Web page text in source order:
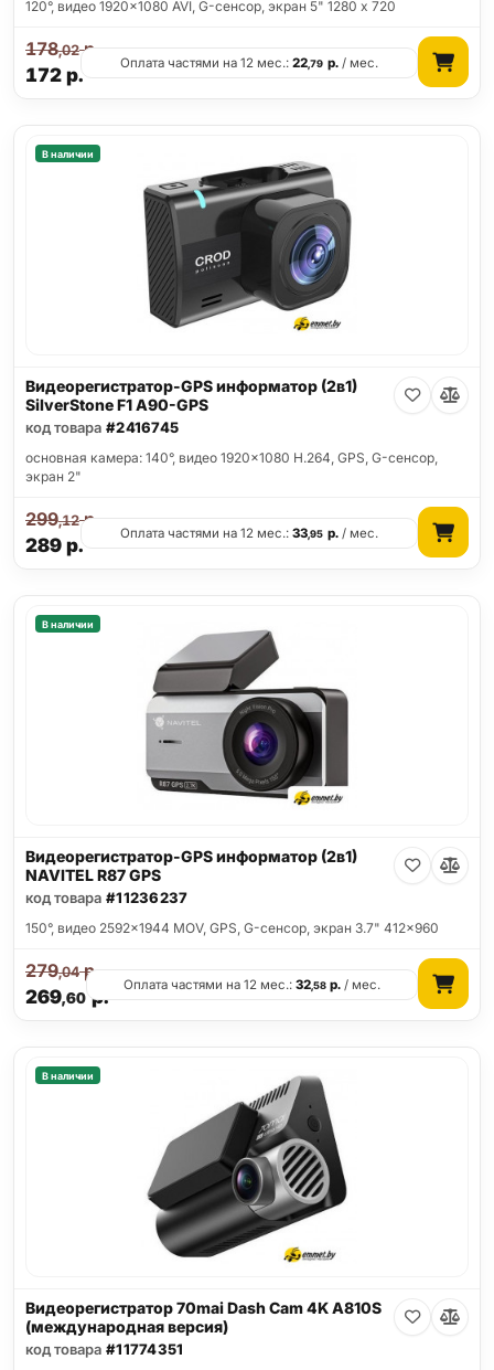
120°, видео 1920x1080 AVI, G-сенсор, экран 5" 1280 x 720
172р.
178,02р.
Оплата частями на 12 мес.:22,79 р./ мес.
В наличии
Видеорегистратор-GPS информатор (2в1)
SilverStone F1 A90-GPS
код товара #2416745
основная камера: 140°, видео 1920x1080 H.264, GPS, G-сенсор,
экран 2"
289р.
299,12р.
Оплата частями на 12 мес.:33,95 р./ мес.
В наличии
Видеорегистратор-GPS информатор (2в1)
NAVITEL R87 GPS
код товара #11236237
150°, видео 2592x1944 MOV, GPS, G-сенсор, экран 3.7" 412x960
269,60р.
279,04р.
Оплата частями на 12 мес.:32,58 р. / мес.
В наличии
Видеорегистратор 70mai Dash Cam 4K A810S
(международная версия)
код товара #11774351